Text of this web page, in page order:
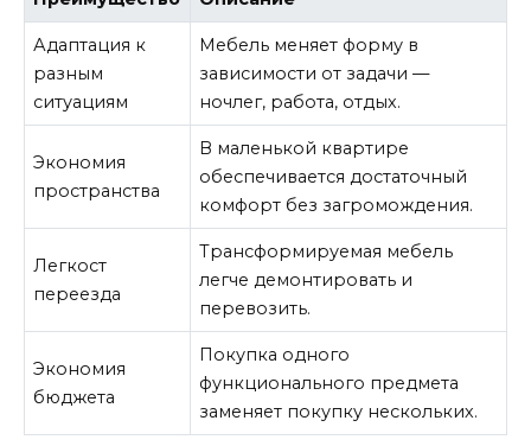
Адаптация к
разным
ситуациям
Мебель меняет форму в
зависимости от задачи —
ночлег, работа, отдых.
Экономия
пространства
В маленькой квартире
обеспечивается достаточный
комфорт без загромождения.
Легкост
переезда
Трансформируемая мебель
легче демонтировать и
перевозить.
Экономия
бюджета
Покупка одного
функционального предмета
заменяет покупку нескольких.